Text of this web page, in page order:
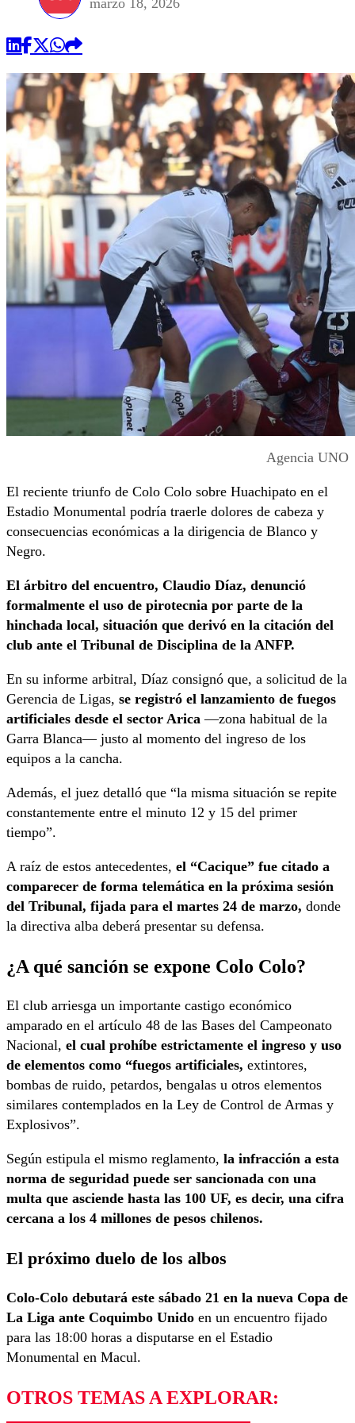
Agencia UNO
El reciente triunfo de Colo Colo sobre Huachipato en el
Estadio Monumental podría traerle dolores de cabeza y
consecuencias económicas a la dirigencia de Blanco y
Negro.
El árbitro del encuentro, Claudio Díaz, denunció
formalmente el uso de pirotecnia por parte de la
hinchada local, situación que derivó en la citación del
club ante el Tribunal de Disciplina de la ANFP.
En su informe arbitral, Díaz consignó que, a solicitud de la
Gerencia de Ligas, se registró el lanzamiento de fuegos
artificiales desde el sector Arica —zona habitual de la
Garra Blanca— justo al momento del ingreso de los
equipos a la cancha.
Además, el juez detalló que “la misma situación se repite
constantemente entre el minuto 12 y 15 del primer
tiempo”.
A raíz de estos antecedentes, el “Cacique” fue citado a
comparecer de forma telemática en la próxima sesión
del Tribunal, fijada para el martes 24 de marzo, donde
la directiva alba deberá presentar su defensa.
¿A qué sanción se expone Colo Colo?
El club arriesga un importante castigo económico
amparado en el artículo 48 de las Bases del Campeonato
Nacional, el cual prohíbe estrictamente el ingreso y uso
de elementos como “fuegos artificiales, extintores,
bombas de ruido, petardos, bengalas u otros elementos
similares contemplados en la Ley de Control de Armas y
Explosivos”.
Según estipula el mismo reglamento, la infracción a esta
norma de seguridad puede ser sancionada con una
multa que asciende hasta las 100 UF, es decir, una cifra
cercana a los 4 millones de pesos chilenos.
El próximo duelo de los albos
Colo-Colo debutará este sábado 21 en la nueva Copa de
La Liga ante Coquimbo Unido en un encuentro fijado
para las 18:00 horas a disputarse en el Estadio
Monumental en Macul.
OTROS TEMAS A EXPLORAR: